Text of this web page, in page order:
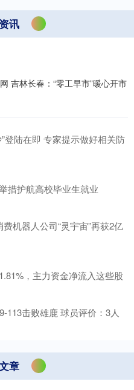
讯
吉林长春：“零工早市”暖心开市
登陆在即 专家提示做好相关防
措护航高校毕业生就业
机器人公司“灵宇宙”再获2亿
，主力资金净流入这些股
113击败雄鹿 球员评价：3人
章